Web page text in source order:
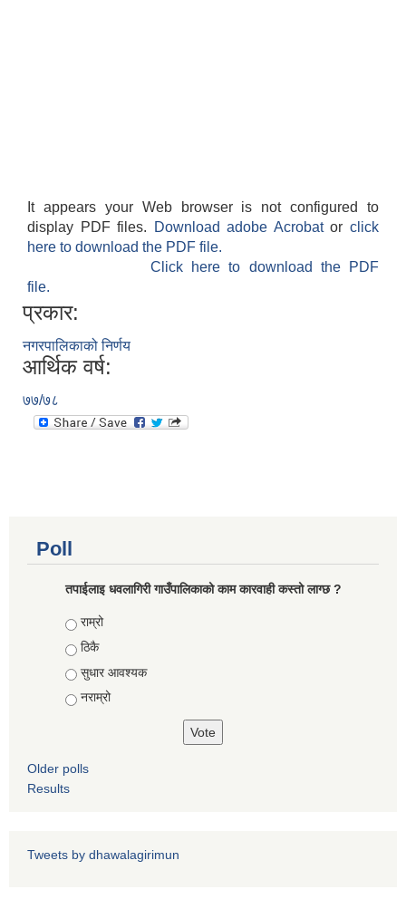
It appears your Web browser is not configured to
display PDF files.
Download adobe Acrobatorclick
here to download the PDF file.
Click here to download the PDF
file.
प्रकार:
नगरपालिकाको निर्णय
आर्थिक वर्ष:
७७/७८
Poll
तपाईलाइ धवलागिरी गाउँपालिकाको काम कारवाही कस्तो लाग्छ ?
Choices
राम्रो
ठिकै
सुधार आवश्यक
नराम्रो
Older polls
Results
Tweets by dhawalagirimun